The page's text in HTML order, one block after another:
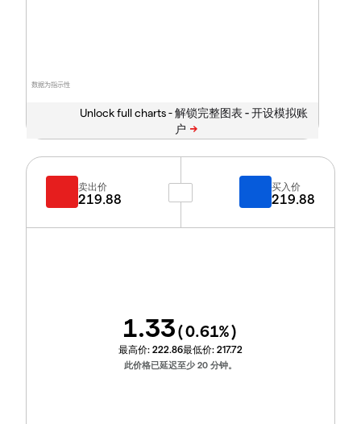
数据为指示性
Unlock full charts -
卖出价
219.88
买入价
219.88
1.33(0.61%)
最高价: 222.86最低价: 217.72
此价格已延迟至少 20 分钟。